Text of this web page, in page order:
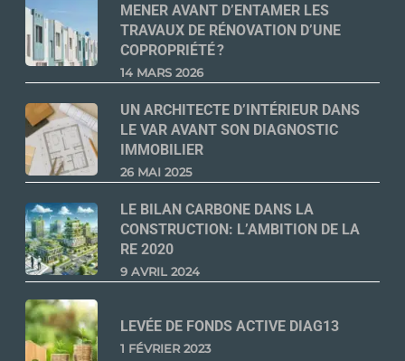
MENER AVANT D’ENTAMER LES
TRAVAUX DE RÉNOVATION D’UNE
COPROPRIÉTÉ ?
14 MARS 2026
UN ARCHITECTE D’INTÉRIEUR DANS
LE VAR AVANT SON DIAGNOSTIC
IMMOBILIER
26 MAI 2025
LE BILAN CARBONE DANS LA
CONSTRUCTION: L’AMBITION DE LA
RE 2020
9 AVRIL 2024
LEVÉE DE FONDS ACTIVE DIAG13
1 FÉVRIER 2023